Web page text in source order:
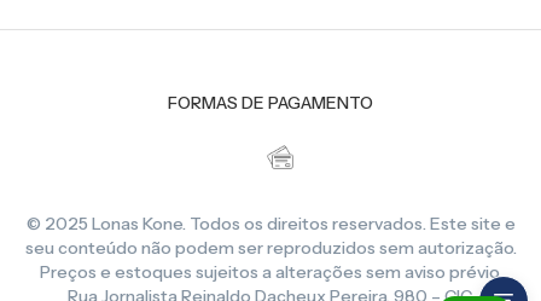
FORMAS DE PAGAMENTO
© 2025 Lonas Kone. Todos os direitos reservados. Este site e
seu conteúdo não podem ser reproduzidos sem autorização.
Preços e estoques sujeitos a alterações sem aviso prévio.
Rua Jornalista Reinaldo Dacheux Pereira, 980 – CIC,